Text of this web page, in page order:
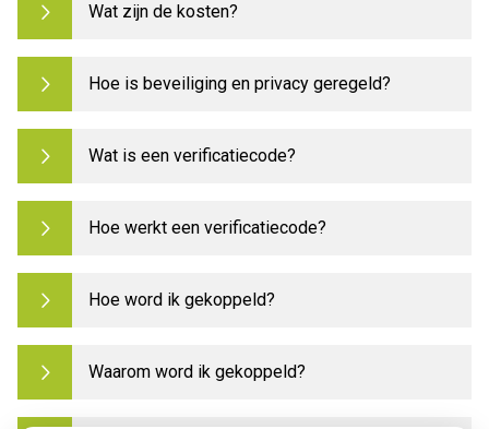
Wat zijn de kosten?
Hoe is beveiliging en privacy geregeld?
Wat is een verificatiecode?
Hoe werkt een verificatiecode?
Hoe word ik gekoppeld?
Waarom word ik gekoppeld?